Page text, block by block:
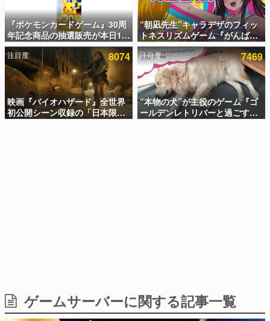
アプリセール情報
インタビュー
連載・特集一覧
殿堂入り記事
SNS拡散数が数千以上！ ページビュー数万以上！ などな
ど。多くの人々に読まれた、電ファミ渾身の“殿堂入り”記
事をまとめました。
日本のコンテンツ産業やカルチャーに与えた影響を探る企
画です。
『ポケモンカードゲーム』30周
年記念商品の抽選販売が本日12
時より開始。拡張パック「30th
CELEBRATION」のボックス
に、「プレミアムデッキセット
エーフィ・ブラッキー」
「FUTURISTIC BOX」の計3商
品
“朝凪先生”キャラデザのフィッ
トネスリズムゲーム『がんば
れ！チアリズム』Steamストア
ページが公開。キャラクターの
CVは陽向葵ゅかさん
注目度 8074
映画『バイオハザード』全世界
初公開シーン収録の「日本限
定」予告映像が解禁。バイオの
注目度 7469
“本物の犬”が主役のゲーム『ゴ
ールデンレトリバーと過ごす
日々』が最高すぎる。開発者の
ゲームサーバーに関する記事一覧